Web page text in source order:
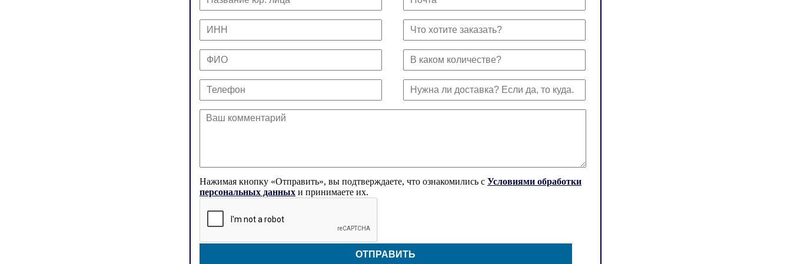
Нажимая кнопку «Отправить», вы подтверждаете, что ознакомились с Условиями обработки
персональных данных и принимаете их.
ОТПРАВИТЬ